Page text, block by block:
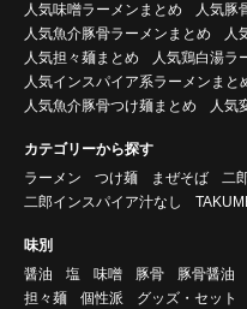
人気味噌ラーメンまとめ
人気豚
人気魚介豚骨ラーメンまとめ
人
人気担々麺まとめ
人気鶏白湯ラ
人気インスパイア系ラーメンまと
人気魚介豚骨つけ麺まとめ
人気
カテゴリーから探す
ラーメン
つけ麺 まぜそば
二
二郎インスパイア汁なし
味別
醤油
塩 味噌 豚骨 豚骨醤油
担々麺
個性派 グッズ・セット